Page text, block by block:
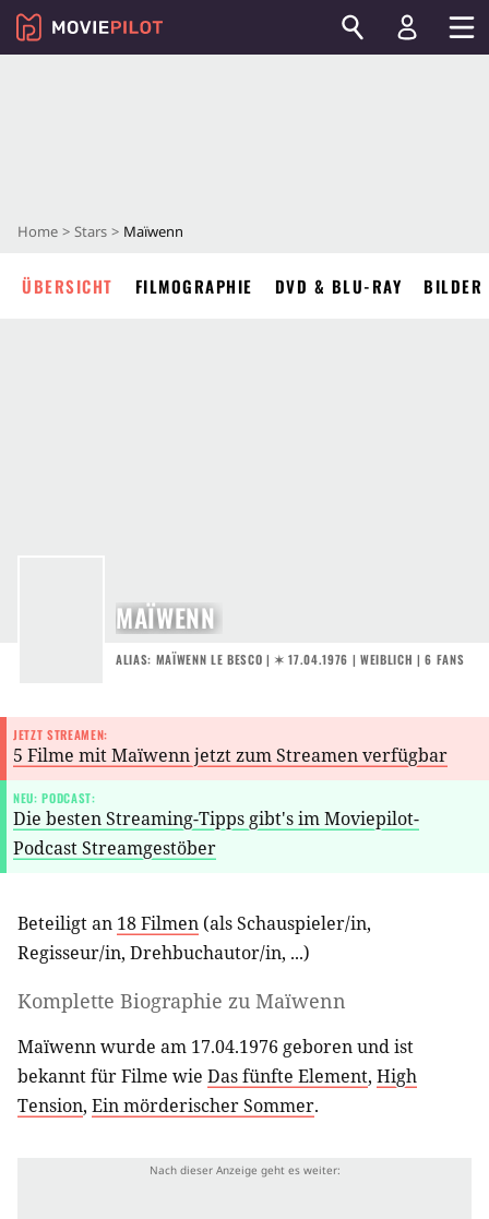
Home Stars Maïwenn
ÜBERSICHT FILMOGRAPHIE DVD & BLU-RAY BILDER
MAÏWENN
ALIAS: MAÏWENN LE BESCO | ✶ 17.04.1976 | WEIBLICH | 6 FANS
JETZT STREAMEN:
5 Filme mit Maïwenn jetzt zum Streamen verfügbar
NEU: PODCAST:
Die besten Streaming-Tipps gibt's im Moviepilot-
Podcast Streamgestöber
Beteiligt an 18 Filmen (alsSchauspieler/in,
Regisseur/in, Drehbuchautor/in, ...)
Komplette Biographie zu Maïwenn
Maïwenn wurde am 17.04.1976 geboren und ist
bekannt für Filme wie Das fünfte Element, High
Tension, Ein mörderischer Sommer.